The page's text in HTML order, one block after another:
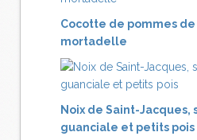
Cocotte de pommes
mortadelle
Noix de Saint-Jacques,
guanciale et petits pois